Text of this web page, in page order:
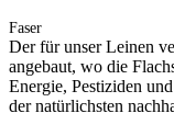
Faser
Der für unser Leinen
angebaut, wo die
Energie, Pestiziden
der natürlichsten